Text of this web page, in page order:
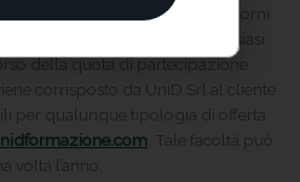
. Il cliente, entro 10 giorni
di cambiare idea per qualsiasi
della quota di partecipazione
corrisposto da UniD Srl al cliente
per qualunque tipologia di offerta
. Tale facoltà può
volta l’anno.